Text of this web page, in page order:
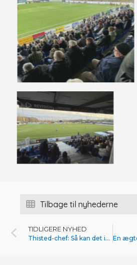
Tilbage til nyhederne
TIDLIGERE NYHED
Thisted-chef: Så kan det ikke være andet end en succes